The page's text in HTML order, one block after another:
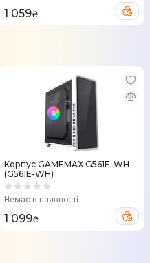
1 059₴
Корпус GAMEMAX G561E-WH
(G561E-WH)
Немає в наявності
1 099₴